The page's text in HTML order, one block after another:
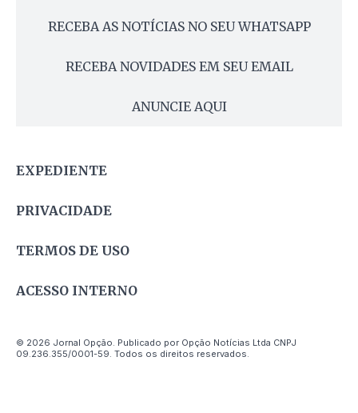
RECEBA AS NOTÍCIAS NO SEU WHATSAPP
RECEBA NOVIDADES EM SEU EMAIL
ANUNCIE AQUI
EXPEDIENTE
PRIVACIDADE
TERMOS DE USO
ACESSO INTERNO
© 2026 Jornal Opção. Publicado por Opção Notícias Ltda CNPJ
09.236.355/0001-59. Todos os direitos reservados.